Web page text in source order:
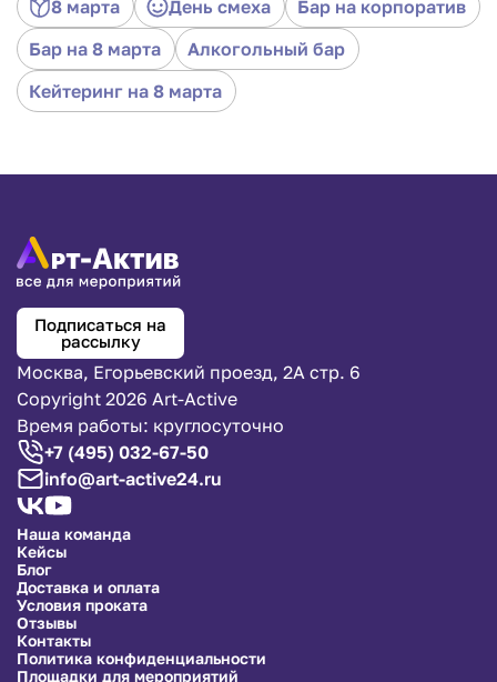
любимым коктейлем в форме … ЖЕЛЕ! Часто ли
нам приходиться есть напиток вилкой?
8 марта
День смеха
Бар на корпоратив
Бар на 8 марта
Алкогольный бар
Кейтеринг на 8 марта
Подписаться на
рассылку
Москва, Егорьевский проезд, 2А стр. 6
Copyright 2026 Art-Active
Время работы: круглосуточно
+7 (495) 032-67-50
info@art-active24.ru
Наша команда
Кейсы
Блог
Доставка и оплата
Условия проката
Отзывы
Контакты
Политика конфиденциальности
Площадки для мероприятий